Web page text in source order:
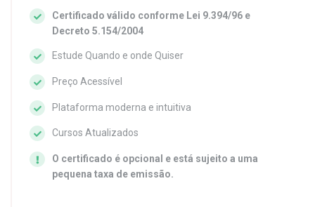
Certificado válido conforme Lei 9.394/96 e
Decreto 5.154/2004
Estude Quando e onde Quiser
Preço Acessível
Plataforma moderna e intuitiva
Cursos Atualizados
O certificado é opcional e está sujeito a uma
pequena taxa de emissão.